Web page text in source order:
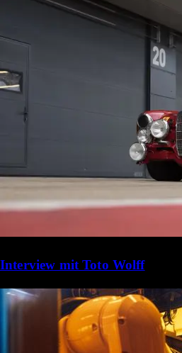
Interview mit Toto Wolff